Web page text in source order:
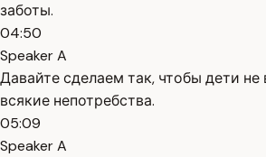
заботы.
04:50
Speaker A
Давайте сделаем так, чтобы дети не
всякие непотребства.
05:09
Speaker A